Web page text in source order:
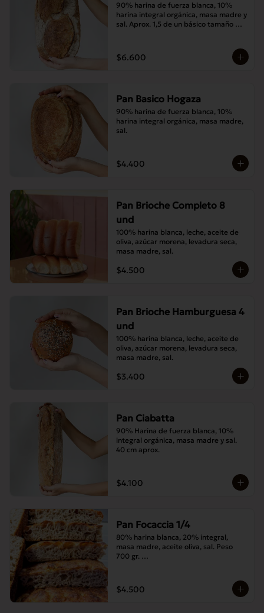
90% harina de fuerza blanca, 10%
harina integral orgánica, masa madre y
sal. Aprox. 1,5 de un básico tamaño
$6.600
Pan Basico Hogaza
90% harina de fuerza blanca, 10%
harina integral orgánica, masa madre,
sal.
$4.400
Pan Brioche Completo 8
und
100% harina blanca, leche, aceite de
oliva, azúcar morena, levadura seca,
masa madre, sal.
$4.500
Pan Brioche Hamburguesa 4
und
100% harina blanca, leche, aceite de
oliva, azúcar morena, levadura seca,
masa madre, sal.
$3.400
Pan Ciabatta
90% Harina de fuerza blanca, 10%
integral orgánica, masa madre y sal.
40 cm aprox.
$4.100
Pan Focaccia 1/4
80% harina blanca, 20% integral,
masa madre, aceite oliva, sal. Peso
700 gr.
$4.500